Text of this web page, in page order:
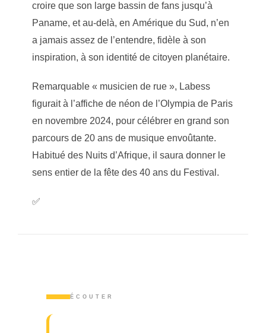
croire que son large bassin de fans jusqu’à
Paname, et au-delà, en Amérique du Sud, n’en
a jamais assez de l’entendre, fidèle à son
inspiration, à son identité de citoyen planétaire.
Remarquable « musicien de rue », Labess
figurait à l’affiche de néon de l’Olympia de Paris
en novembre 2024, pour célébrer en grand son
parcours de 20 ans de musique envoûtante.
Habitué des Nuits d’Afrique, il saura donner le
sens entier de la fête des 40 ans du Festival.
✅
ÉCOUTER